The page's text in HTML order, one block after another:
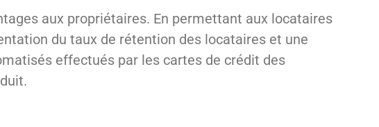
aux propriétaires. En permettant aux locataires
du taux de rétention des locataires et une
effectués par les cartes de crédit des